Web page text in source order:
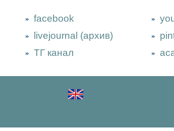
facebook
livejournal (архив)
ТГ канал